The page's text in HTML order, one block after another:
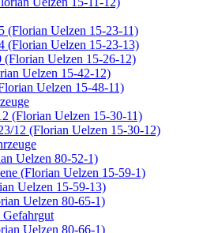
(Florian Uelzen 15-23-11)
(Florian Uelzen 15-23-13)
(Florian Uelzen 15-26-12)
Uelzen 15-42-12)
Uelzen 15-48-11)
(Florian Uelzen 15-30-11)
12 (Florian Uelzen 15-30-12)
Uelzen 80-52-1)
(Florian Uelzen 15-59-1)
Uelzen 15-59-13)
Uelzen 80-65-1)
Uelzen 80-66-1)